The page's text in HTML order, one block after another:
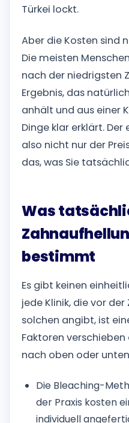
Türkei lockt.
Aber die Kosten sind
Die meisten
nach der niedrigsten
Ergebnis, das
anhält und aus einer
Dinge klar erklärt.
also nicht nur der
das, was Sie
Was
bestimmt
Es gibt keinen
jede Klinik, die vor
solchen angibt, ist
Faktoren
nach oben oder
Die Bleaching-
der Praxis kosten
individuell